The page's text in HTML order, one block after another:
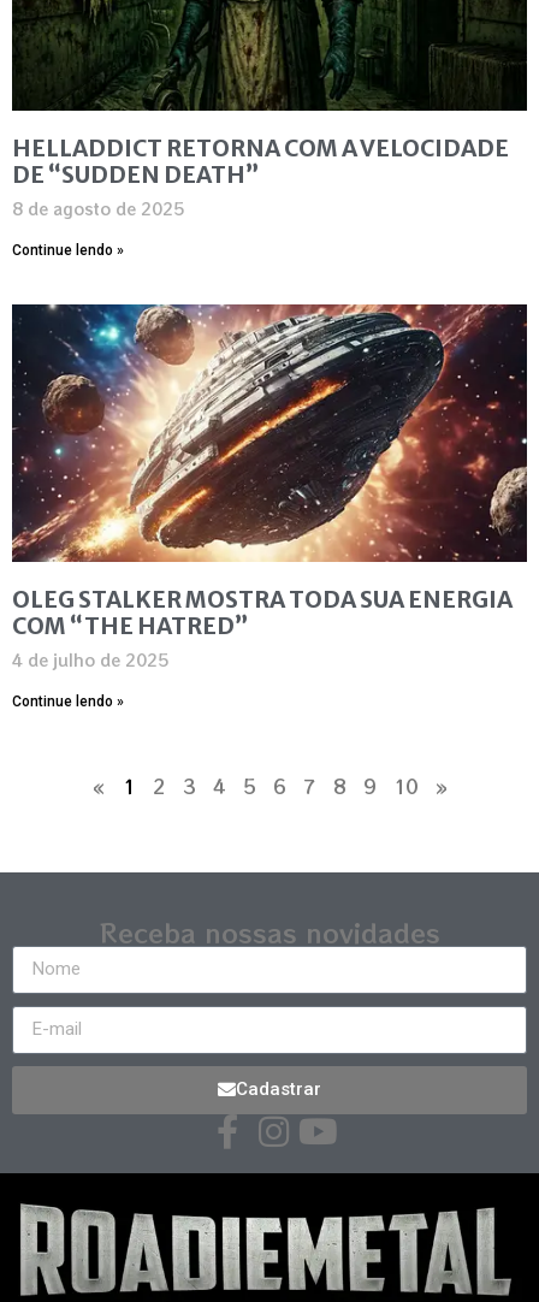
HELLADDICT RETORNA COM A VELOCIDADE
DE “SUDDEN DEATH”
8 de agosto de 2025
Continue lendo »
OLEG STALKER MOSTRA TODA SUA ENERGIA
COM “THE HATRED”
4 de julho de 2025
Continue lendo »
« 1 2 3 4 5 6 7 8 9 10 »
Receba nossas novidades
Cadastrar